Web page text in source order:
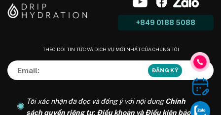
+849 0188 5088
THEO DÕI TIN TỨC VÀ DỊCH VỤ MỚI NHẤT CỦA CHÚNG TÔI
Tôi xác nhận đã đọc và đồng ý với nội dungChính
sách quyền riêng tư, Điều khoản và Điều kiện bảo